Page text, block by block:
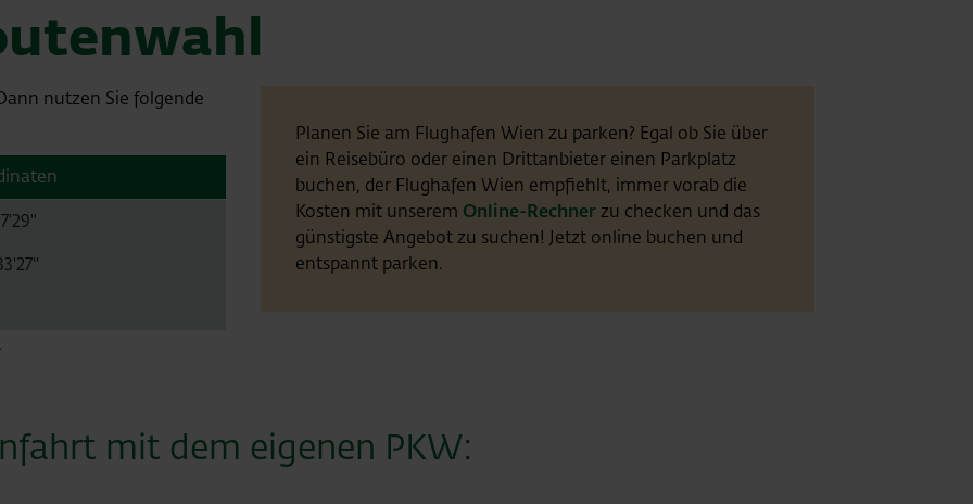
nutzen Sie folgende
.
Planen Sie am Flughafen Wien zu parken? Egal ob Sie über
ein Reisebüro oder einen Drittanbieter einen Parkplatz
buchen, der Flughafen Wien empfiehlt, immer vorab die
Kosten mit unserem Online-Rechnerzu checken und das
günstigste Angebot zu suchen! Jetzt online buchen und
entspannt parken.
mit dem eigenen PKW: